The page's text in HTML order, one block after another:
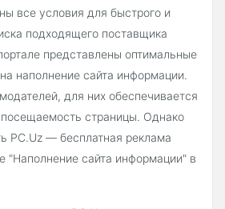
все условия для быстрого и
подходящего поставщика
представлены оптимальные
наполнение сайта информации.
для них обеспечивается
страницы. Однако
PC.Uz — бесплатная реклама
"Наполнение сайта информации" в